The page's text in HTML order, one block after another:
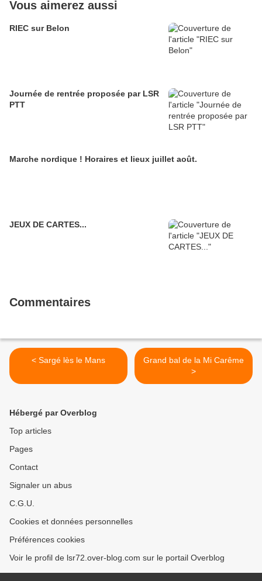
Vous aimerez aussi
RIEC sur Belon
Journée de rentrée proposée par LSR
PTT
Marche nordique ! Horaires et lieux juillet août.
JEUX DE CARTES...
Commentaires
< Sargé lès le Mans
Grand bal de la Mi Carême
>
Hébergé par Overblog
Top articles
Pages
Contact
Signaler un abus
C.G.U.
Cookies et données personnelles
Préférences cookies
Voir le profil de lsr72.over-blog.com sur le portail Overblog